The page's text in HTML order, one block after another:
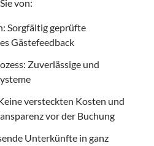
von:
Sorgfältig geprüfte
Gästefeedback
Zuverlässige und
versteckten Kosten und
vor der Buchung
Unterkünfte in ganz